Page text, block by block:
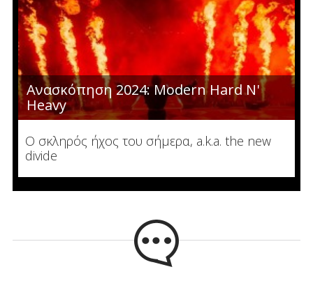
Ανασκόπηση 2024: Modern Hard N'
Heavy
Ο σκληρός ήχος του σήμερα, a.k.a. the new
divide